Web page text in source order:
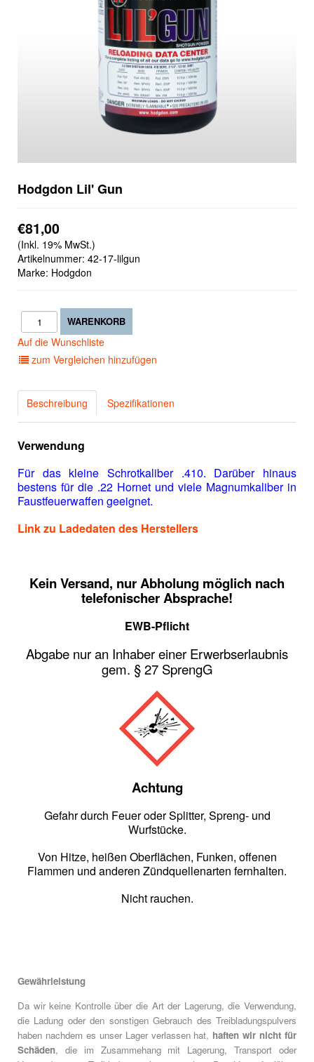
Hodgdon Lil' Gun
€81,00
(Inkl. 19% MwSt.)
Artikelnummer: 42-17-lilgun
Marke: Hodgdon
Auf die Wunschliste
zum Vergleichen hinzufügen
Beschreibung Spezifikationen
Verwendung
Für das kleine Schrotkaliber .410. Darüber hinaus
bestens für die .22 Hornet und viele Magnumkaliber in
Faustfeuerwaffen geeignet.
Link zu Ladedaten des Herstellers
Kein Versand, nur Abholung möglich nach
telefonischer Absprache!
EWB-Pflicht
Abgabe nur an Inhaber einer Erwerbserlaubnis
gem. § 27 SprengG
Achtung
Gefahr durch Feuer oder Splitter, Spreng- und
Wurfstücke.
Von Hitze, heißen Oberflächen, Funken, offenen
Flammen und anderen Zündquellenarten fernhalten.
Nicht rauchen.
Gewährleistung
Da wir keine Kontrolle über die Art der Lagerung, die Verwendung,
die Ladung oder den sonstigen Gebrauch des Treibladungspulvers
haben nachdem es unser Lager verlassen hat, haften wir nicht für
Schäden, die im Zusammehang mit Lagerung, Transport oder